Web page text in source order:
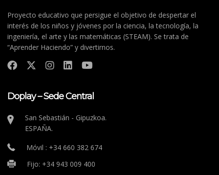
Proyecto educativo que persigue el objetivo de despertar el
interés de los niños y jóvenes por la ciencia, la tecnología, la
ingeniería, el arte y las matemáticas (STEAM). Se trata de
“Aprender Haciendo” y divertirnos.
Doplay – Sede Central
San Sebastián - Gipuzkoa.
ESPAÑA.
Móvil : +34 660 382 674
Fijo: +34 943 009 400